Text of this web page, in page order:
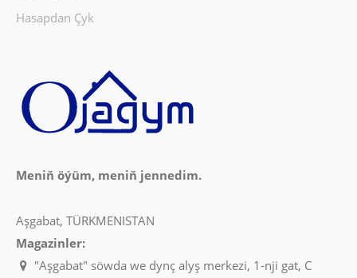
Hasapdan Çyk
Meniň öýüm, meniň jennedim.
Aşgabat, TÜRKMENISTAN
Magazinler:
"Aşgabat" söwda we dynç alyş merkezi, 1-nji gat, C